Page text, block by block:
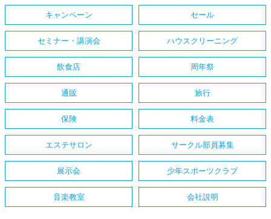
キャンペーン セール
セミナー・講演会 ハウスクリーニング
飲食店 周年祭
通販 旅行
保険 料金表
エステサロン サークル部員募集
展示会 少年スポーツクラブ
音楽教室 会社説明